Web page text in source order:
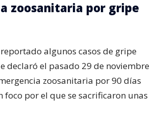
zoosanitaria por gripe
algunos casos de gripe
declaró el pasado 29 de noviembre
zoosanitaria por 90 días
foco por el que se sacrificaron unas